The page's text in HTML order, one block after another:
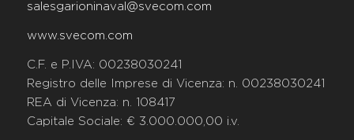
salesgarioninaval@svecom.com
www.svecom.com
C.F. e P.IVA: 00238030241
Registro delle Imprese di Vicenza: n. 00238030241
REA di Vicenza: n. 108417
Capitale Sociale: € 3.000.000,00 i.v.